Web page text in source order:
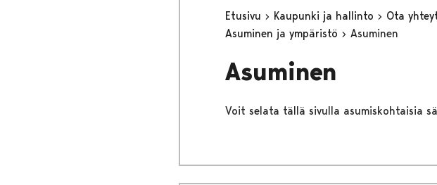
Etusivu Kaupunki ja hallinto Ota
Asuminen ja ympäristö
Asuminen
Asuminen
Voit selata tällä sivulla asumiskohtaisia